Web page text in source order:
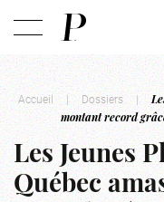
Accueil | Dossiers |
montant record
Les Jeunes
Québec